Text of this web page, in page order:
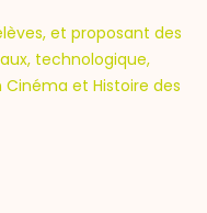
et proposant des
technologique,
Cinéma et Histoire des